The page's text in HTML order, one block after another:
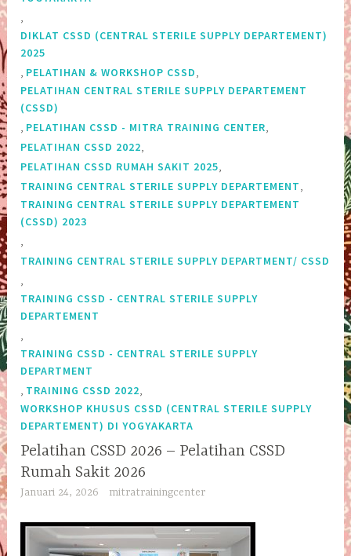
,
DIKLAT CSSD (CENTRAL STERILE SUPPLY DEPARTEMENT)
2025
, PELATIHAN & WORKSHOP CSSD,
PELATIHAN CENTRAL STERILE SUPPLY DEPARTEMENT
(CSSD)
, PELATIHAN CSSD - MITRA TRAINING CENTER,
PELATIHAN CSSD 2022,
PELATIHAN CSSD RUMAH SAKIT 2025,
TRAINING CENTRAL STERILE SUPPLY DEPARTEMENT,
TRAINING CENTRAL STERILE SUPPLY DEPARTEMENT‎
(CSSD) 2023
,
TRAINING CENTRAL STERILE SUPPLY DEPARTMENT/ CSSD
,
TRAINING CSSD - CENTRAL STERILE SUPPLY
DEPARTEMENT
,
TRAINING CSSD - CENTRAL STERILE SUPPLY
DEPARTMENT
, TRAINING CSSD 2022,
WORKSHOP KHUSUS CSSD (CENTRAL STERILE SUPPLY
DEPARTEMENT) DI YOGYAKARTA
Pelatihan CSSD 2026 – Pelatihan CSSD
Rumah Sakit 2026
Januari 24, 2026 mitratrainingcenter